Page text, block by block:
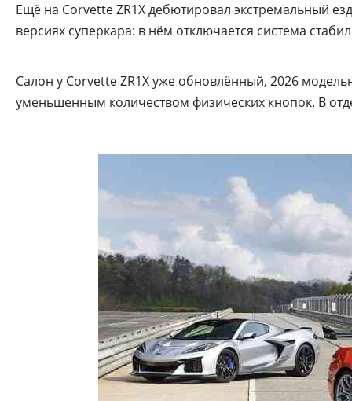
Ещё на Corvette ZR1X дебютировал экстремальный
версиях суперкара: в нём отключается система
Салон у Corvette ZR1X уже обновлённый, 2026
уменьшенным количеством физических кнопок. В